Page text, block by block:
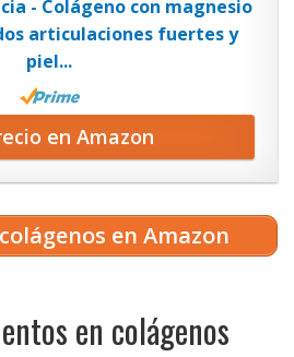
- Colágeno con magnesio
articulaciones fuertes y
piel...
en Amazon
en Amazon
en colágenos